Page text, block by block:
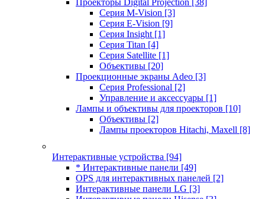
Проекторы Digital Projection [38]
Серия M-Vision [3]
Серия E-Vision [9]
Серия Insight [1]
Серия Titan [4]
Серия Satellite [1]
Объективы [20]
Проекционные экраны Adeo [3]
Серия Professional [2]
Управление и аксессуары [1]
Лампы и объективы для проекторов [10]
Объективы [2]
Лампы проекторов Hitachi, Maxell [8]
Интерактивные устройства [94]
* Интерактивные панели [49]
OPS для интерактивных панелей [2]
Интерактивные панели LG [3]